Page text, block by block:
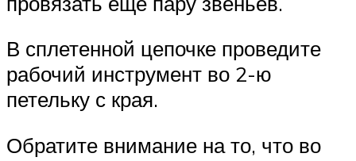
В сплетенной цепочке проведите
рабочий инструмент во 2-ю
петельку с края.
Обратите внимание на то, что во